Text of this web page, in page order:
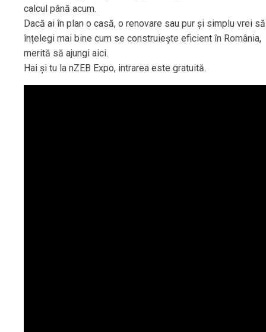
calcul până acum.
Dacă ai în plan o casă, o renovare sau pur și simplu vrei să
înțelegi mai bine cum se construiește eficient în România,
merită să ajungi aici.
Hai și tu la nZEB Expo, intrarea este gratuită.